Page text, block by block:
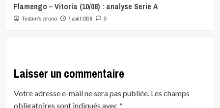
Flamengo – Vitoria (10/08) : analyse Serie A
Tedam's prono 7 août 2026 0
Laisser un commentaire
Votre adresse e-mail ne sera pas publiée. Les champs
obligatoires sont indiqués avec *